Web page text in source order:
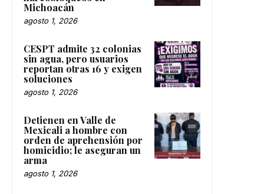
Michoacán
agosto 1, 2026
CESPT admite 32 colonias
sin agua, pero usuarios
reportan otras 16 y exigen
soluciones
agosto 1, 2026
Detienen en Valle de
Mexicali a hombre con
orden de aprehensión por
homicidio; le aseguran un
arma
agosto 1, 2026